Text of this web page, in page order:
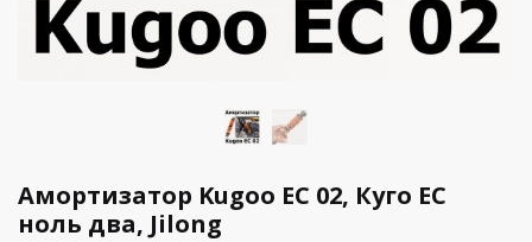
Амортизатор Kugoo EC 02, Куго ЕС
ноль два, Jilong